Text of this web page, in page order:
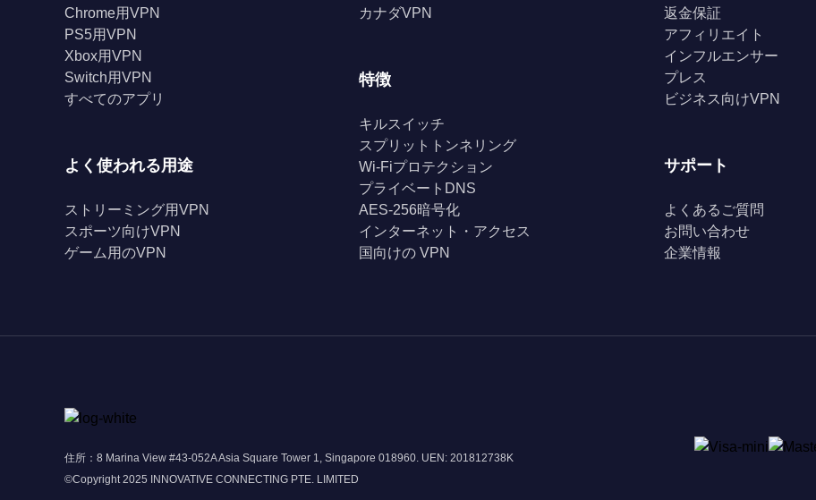
Chrome用VPN
PS5用VPN
Xbox用VPN
Switch用VPN
すべてのアプリ
よく使われる用途
ストリーミング用VPN
スポーツ向けVPN
ゲーム用のVPN
カナダVPN
特徴
キルスイッチ
スプリットトンネリング
Wi-Fiプロテクション
プライベートDNS
AES-256暗号化
インターネット・アクセス
国向けの VPN
返金保証
アフィリエイト
インフルエンサー
プレス
ビジネス向けVPN
サポート
よくあるご質問
お問い合わせ
企業情報
住所：8 Marina View #43-052A Asia Square Tower 1, Singapore 018960. UEN: 201812738K
©Copyright 2025 INNOVATIVE CONNECTING PTE. LIMITED